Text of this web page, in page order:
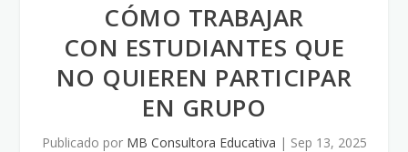
CÓMO TRABAJAR
CON ESTUDIANTES QUE
NO QUIEREN PARTICIPAR
EN GRUPO
Publicado por MB Consultora Educativa | Sep 13, 2025